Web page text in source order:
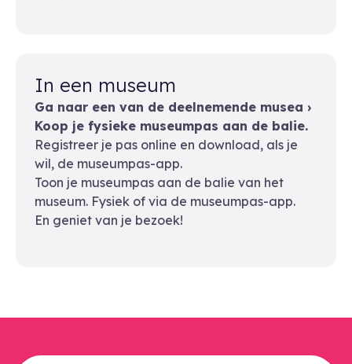
In een museum
Ga naar een van de deelnemende musea ›
Koop je fysieke museumpas aan de balie.
Registreer je pas online en download, als je
wil, de museumpas-app.
Toon je museumpas aan de balie van het
museum. Fysiek of via de museumpas-app.
En geniet van je bezoek!